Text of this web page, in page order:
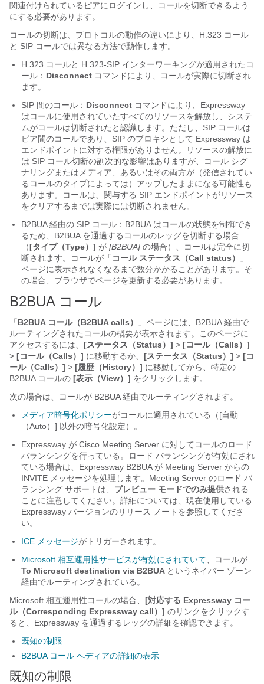
関連付けられているピアにログインし、コールを切断できるよう
にする必要があります。
コールの切断は、プロトコルの動作の違いにより、H.323 コール
と SIP コールでは異なる方法で動作します。
H.323 コールと H.323-SIP インターワーキングが適用されたコ
ール： Disconnect コマンドにより、コールが実際に切断され
ます。
SIP 間のコール： Disconnect コマンドにより、Expressway
はコールに使用されていたすべてのリソースを解放し、システ
ムがコールは切断されたと認識します。ただし、SIP コールは
ピア間のコールであり、SIP のプロキシとして Expressway は
エンドポイントに対する権限がありません。リソースの解放に
は SIP コール切断の副次的な影響はありますが、コール シグ
ナリングまたはメディア、あるいはその両方が（発信されてい
るコールのタイプによっては）アップしたままになる可能性も
あります。コールは、関与する SIP エンドポイントがリソース
をクリアするまでは実際には切断されません。
B2BUA 経由の SIP コール：B2BUA はコールの状態を制御でき
るため、B2BUA を通過するコールのレッグを切断する場合
（[タイプ（Type）] が [B2BUA] の場合）、コールは完全に切
断されます。コールが「 コール ステータス（Call status）
」
ページに表示されなくなるまで数分かかることがあります。そ
の場合、ブラウザでページを更新する必要があります。
B2BUA コール
「 B2BUA コール（B2BUA calls）
」ページには、B2BUA 経由で
ルーティングされたコールの概要が表示されます。このページに
アクセスするには、 [ステータス（Status）] > [コール（Calls）]
> [コール（Calls）] に移動するか、 [ステータス（Status）] > [コ
ール（Calls）] > [履歴（History）] に移動してから、特定の
B2BUA コールの [表示（View）] をクリックします。
次の場合は、コールが B2BUA 経由でルーティングされます。
メディア暗号化ポリシーがコールに適用されている（[自動
（Auto）] 以外の暗号化設定）。
Expressway が Cisco Meeting Server に対してコールのロード
バランシングを行っている。ロード バランシングが有効にされ
ている場合は、Expressway B2BUA が Meeting Server からの
INVITE メッセージを処理します。Meeting Server のロード バ
ランシング サポートは、 プレビュー モードでのみ提供される
ことに注意してください。詳細については、現在使用している
Expressway バージョンのリリース ノートを参照してくださ
い。
ICE メッセージがトリガーされます。
Microsoft 相互運用性サービスが有効にされていて 、コールが
To Microsoft destination via B2BUA というネイバー ゾーン
経由でルーティングされている。
Microsoft 相互運用性コールの場合、 [対応する Expressway コー
ル（Corresponding Expressway call）] のリンクをクリックす
ると、Expressway を通過するレッグの詳細を確認できます。
既知の制限
B2BUA コール へディアの詳細の表示
既知の制限